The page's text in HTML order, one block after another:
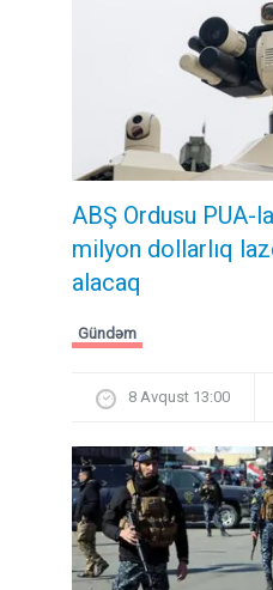
ABŞ Ordusu PUA-
milyon dollarlıq
alacaq
Gündəm
8 Avqust 13:00